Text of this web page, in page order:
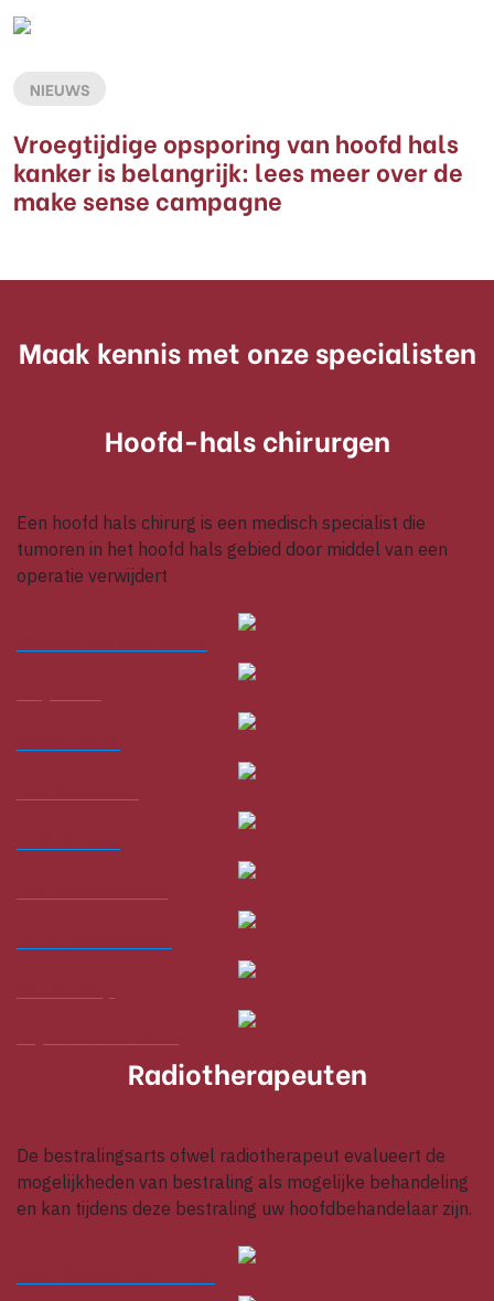
NIEUWS
Vroegtijdige opsporing van hoofd hals
kanker is belangrijk: lees meer over de
make sense campagne
Maak kennis met onze specialisten
Hoofd-hals chirurgen
Een hoofd hals chirurg is een medisch specialist die
tumoren in het hoofd hals gebied door middel van een
operatie verwijdert
Radiotherapeuten
De bestralingsarts ofwel radiotherapeut evalueert de
mogelijkheden van bestraling als mogelijke behandeling
en kan tijdens deze bestraling uw hoofdbehandelaar zijn.